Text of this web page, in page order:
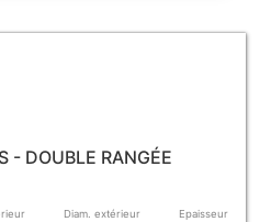
- DOUBLE RANGÉE
Diam. extérieur Epaisseur